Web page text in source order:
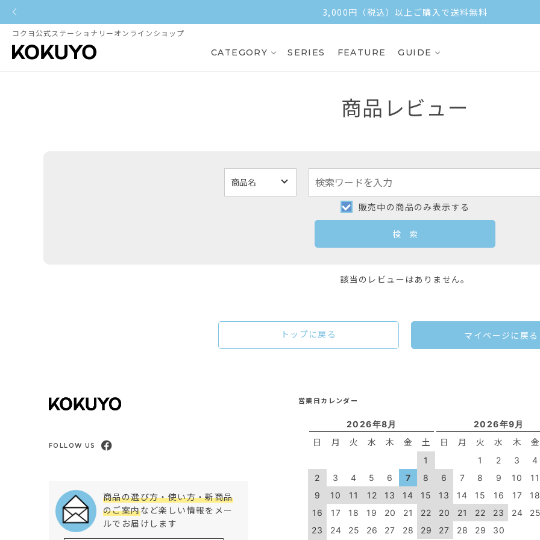
3,000円（税込）以上ご購入で送料無料
コクヨ公式ステーショナリーオンラインショップ
CATEGORY SERIES FEATURE GUIDE
商品レビュー
販売中の商品のみ表示する
該当のレビューはありません。
マイページに戻る
トップに戻る
FOLLOW US
商品の選び方・使い方・新商品
のご案内など楽しい情報をメー
ルでお届けします
営業日カレンダー
2026年8月
日 月 火 水 木 金 土
1
2
3 4 5 6 7
8
9
10 11 12 13 14
15
16
17 18 19 20 21
22
23
24 25 26 27 28 29
2026年9月
日 月 火 水 木 金
1 2 3
4
6
7 8 9 10
11
13
14 15 16 17
20
21 22 23 24
27
28 29 30